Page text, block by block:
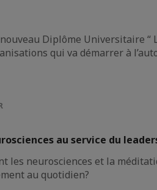
Diplôme Universitaire
qui va démarrer à
au service du
les neurosciences et la
au quotidien?